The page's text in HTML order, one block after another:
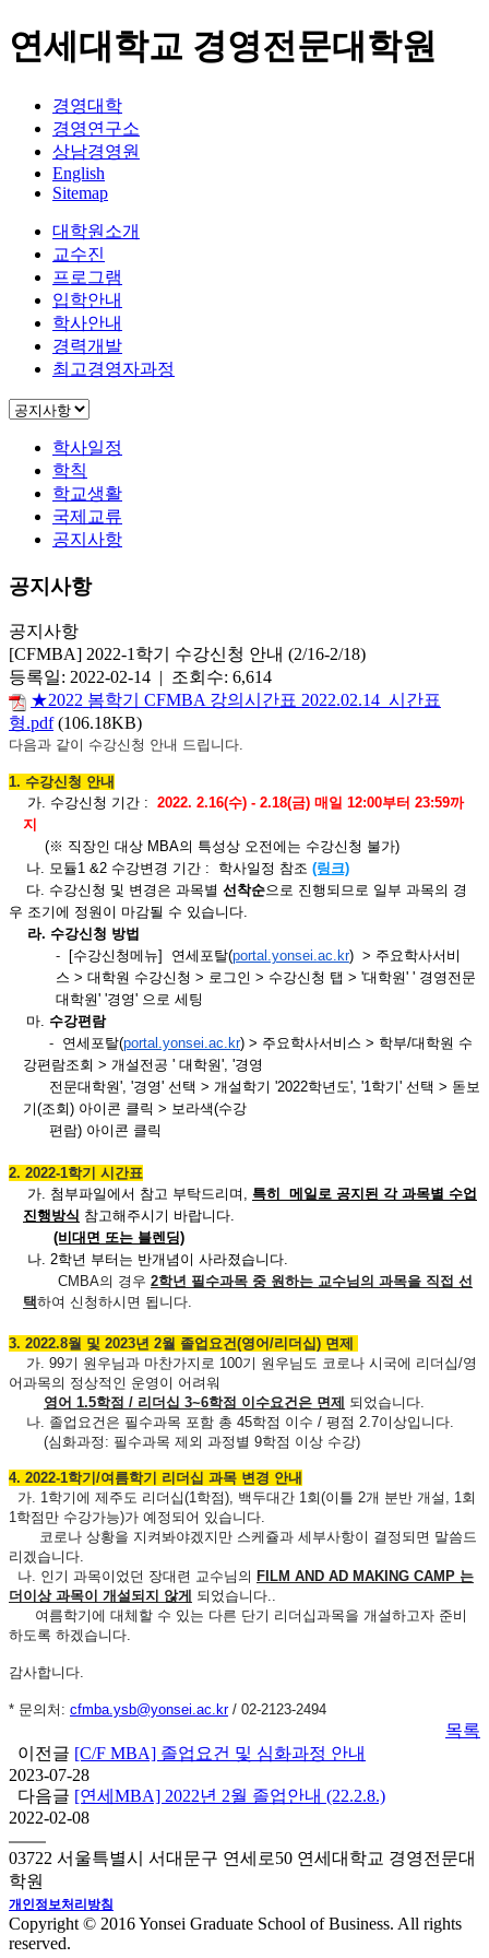
연세대학교 경영전문대학원
경영대학
경영연구소
상남경영원
English
Sitemap
대학원소개
교수진
프로그램
입학안내
학사안내
경력개발
최고경영자과정
학사일정
학칙
학교생활
국제교류
공지사항
공지사항
공지사항
[CFMBA] 2022-1학기 수강신청 안내 (2/16-2/18)
등록일: 2022-02-14 | 조회수: 6,614
★2022 봄학기 CFMBA 강의시간표 2022.02.14_시간표
형.pdf(106.18KB)
다음과 같이 수강신청 안내 드립니다.
1. 수강신청 안내
가. 수강신청 기간 : 2022. 2.16(수) - 2.18(금) 매일 12:00부터 23:59까
지
(※ 직장인 대상 MBA의 특성상 오전에는 수강신청 불가)
나. 모듈1 &2 수강변경 기간 : 학사일 정 참조 (링크)
다. 수강신청 및 변경은 과목별 선착순으로 진행되므로 일부 과목의 경
우 조기에 정원이 마감될 수 있습니다.
라. 수강신청 방법
-
[수강신청메뉴] 연세포탈(portal.yonsei.ac.kr) > 주요학사서비
스 > 대학원 수강신청 > 로그인 > 수강신청 탭 > '대학원' ' 경영전문
대학원' '경영' 으로 세팅
마. 수강편람
- 연세포탈(portal.yonsei.ac.kr) > 주요학사서비스 > 학부/대학원 수
강편람조회 > 개설전공 ' 대학원', '경영
전 문대학원', '경영' 선택 > 개설 학기 '2022학년도', '1학기' 선택 > 돋보
기(조회) 아이콘 클릭 > 보라색(수강
편람) 아이콘 클릭
2. 2022-1학기 시간표
가. 첨부파일에서 참고 부탁드리며, 특히 메일로 공지된 각 과목별 수업
진행방식 참고해주시기 바랍니다.
(비대면 또는 블렌딩)
나. 2학년 부터는 반개념이 사라졌습니다.
CMBA의 경우 2학년 필수과목 중 원하는 교수님의 과목을 직접 선
택하여 신청하시면 됩니다.
3. 2022.8월 및 2023년 2월 졸업요건(영어/리더십) 면제
가. 99기 원우님과 마찬가지로 100기 원우님도 코로나 시국에 리더십/영
어과목의 정상적인 운영이 어려워
영어 1.5학점 / 리더십 3~6학점 이수요건은 면제
되었습니다.
나. 졸업요건은 필수과목 포함 총 45학점 이수 / 평점 2.7이상입니다.
(심화과정: 필수과목 제외 과정별 9학점 이상 수강)
4. 2022-1학기/여름학기 리더십 과목 변경 안내
가. 1학기에 제주도 리더십(1학점), 백두대간 1회(이틀 2개 분반 개설, 1회
1학점만 수강가능)가 예정되어 있습니다.
코로나 상황을 지켜봐야겠지만 스케쥴과 세부사항이 결정되면 말씀드
리겠습니다.
나. 인기 과목이었던 장대련 교수님의 FILM AND AD MAKING CAMP 는
더이상 과목이 개설되지 않게
되었습니다..
여름학기에 대체할 수 있는 다른 단기 리더십과목을 개설하고자 준비
하도록 하겠습니다.
감사합니다.
* 문의처: cfmba.ysb@yonsei.ac.kr/ 02-2123-2494
목록
이전글 [C/F MBA] 졸업요건 및 심화과정 안내
2023-07-28
다음글 [연세MBA] 2022년 2월 졸업안내 (22.2.8.)
2022-02-08
03722 서울특별시 서대문구 연세로50 연세대학교 경영전문대
학원
개인정보처리방침
Copyright © 2016 Yonsei Graduate School of Business. All rights
reserved.